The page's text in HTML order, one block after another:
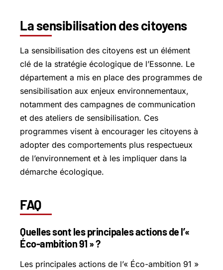
La sensibilisation des citoyens
La sensibilisation des citoyens est un élément
clé de la stratégie écologique de l’Essonne. Le
département a mis en place des programmes de
sensibilisation aux enjeux environnementaux,
notamment des campagnes de communication
et des ateliers de sensibilisation. Ces
programmes visent à encourager les citoyens à
adopter des comportements plus respectueux
de l’environnement et à les impliquer dans la
démarche écologique.
FAQ
Quelles sont les principales actions de l’«
Éco-ambition 91 » ?
Les principales actions de l’« Éco-ambition 91 »